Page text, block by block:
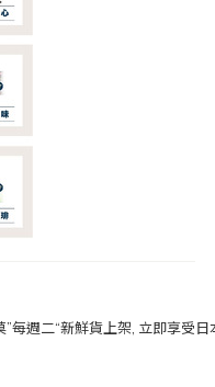
週二“新鮮貨上架, 立即享受日